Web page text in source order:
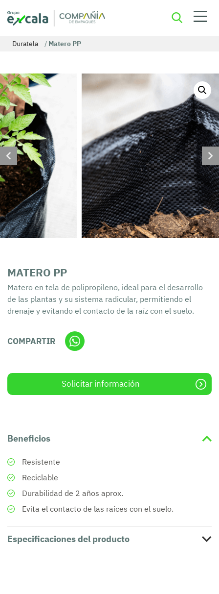
Duratela / Matero PP
MATERO PP
Matero en tela de polipropileno, ideal para el desarrollo
de las plantas y su sistema radicular, permitiendo el
drenaje y evitando el contacto de la raíz con el suelo.
COMPARTIR
Solicitar información
Beneficios
Resistente
Reciclable
Durabilidad de 2 años aprox.
Evita el contacto de las raíces con el suelo.
Especificaciones del producto